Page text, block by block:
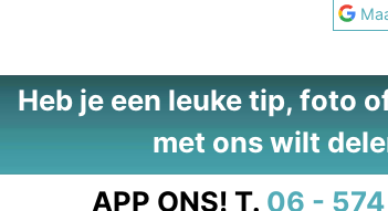
Heb je een leuke tip, foto
met ons wilt
APP ONS! T. 06 - 574